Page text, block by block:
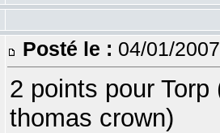
Posté le : 04/01/
2 points pour
thomas crown)